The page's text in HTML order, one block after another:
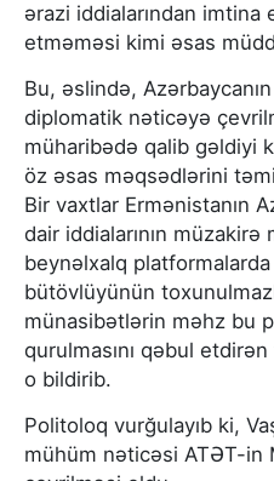
ərazi iddialarından
etməməsi kimi əsas
Bu, əslində,
diplomatik nəticəyə
müharibədə qalib gəldiyi
öz əsas məqsədlərini
Bir vaxtlar Ermənistanın
dair iddialarının
beynəlxalq
bütövlüyünün
münasibətlərin məhz bu
qurulmasını qəbul
o bildirib.
Politoloq vurğulayıb ki,
mühüm nəticəsi ATƏT-in